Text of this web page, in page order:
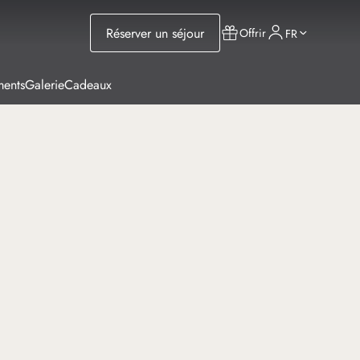
Réserver un séjour Offrir FR
GalerieCadeaux